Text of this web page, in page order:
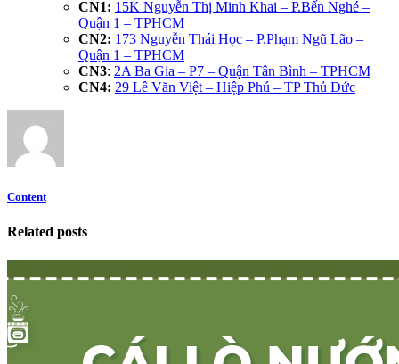
CN1: 15K Nguyễn Thị Minh Khai – P.Bến Nghé –
Quận 1 – TPHCM
CN2: 173 Nguyễn Thái Học – P.Phạm Ngũ Lão –
Quận 1 – TPHCM
CN3: 2A Ba Gia – P7 – Quận Tân Bình – TPHCM
CN4: 29 Lê Văn Việt – Hiệp Phú – TP Thủ Đức
Content
Related posts